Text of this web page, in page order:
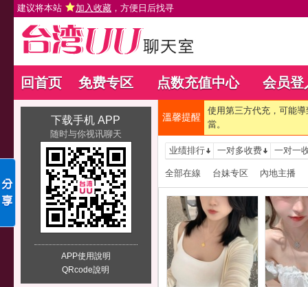
建议将本站 加入收藏 ，方便日后找寻
回首页 免费专区 点数充值中心 会员登
下载手机 APP
随时与你视讯聊天
APP使用說明
QRcode說明
溫馨提醒
使用第三方代充，可能
當。
业绩排行 一对多收费 一对一
全部在線 台妹专区 內地主播